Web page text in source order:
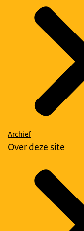
Archief
Over deze site